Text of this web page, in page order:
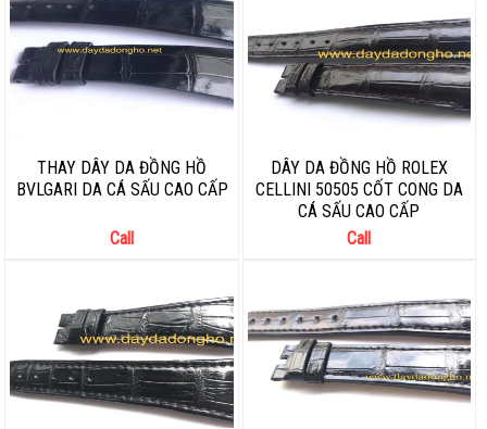
THAY DÂY DA ĐỒNG HỒ
BVLGARI DA CÁ SẤU CAO CẤP
Call
DÂY DA ĐỒNG HỒ ROLEX
CELLINI 50505 CỐT CONG DA
CÁ SẤU CAO CẤP
Call